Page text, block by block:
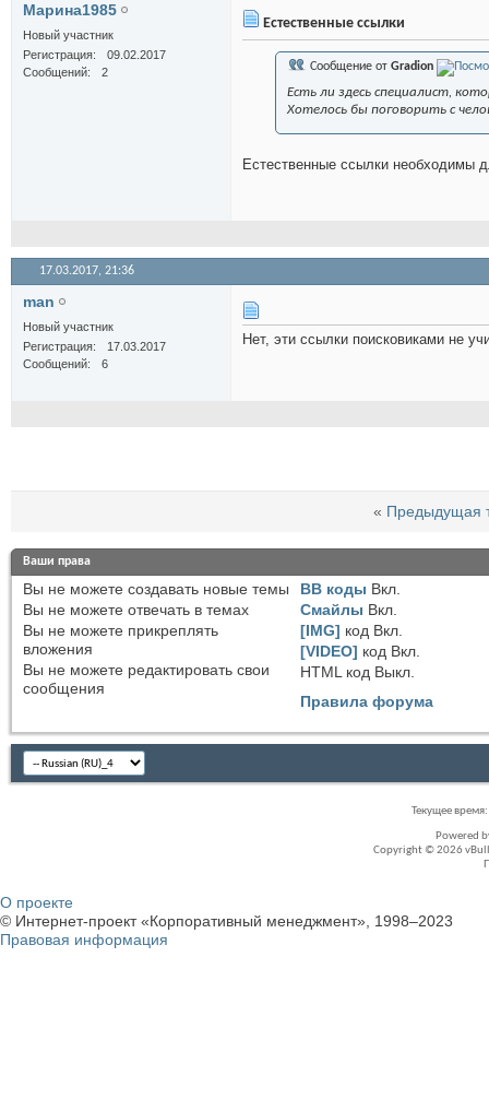
Марина1985
Новый участник
Регистрация
09.02.2017
Сообщений
2
Естественные ссылки
Сообщение от Gradion
Есть ли здесь специалист,
Хотелось бы поговорить с
Естественные ссылки необходимы
17.03.2017, 21:36
man
Новый участник
Регистрация
17.03.2017
Сообщений
6
Нет, эти ссылки поисковиками не
« Предыдущая
Ваши права
Вы не можете создавать новые темы
Вы не можете отвечать в темах
Вы не можете прикреплять
вложения
Вы не можете редактировать свои
сообщения
BB коды Вкл.
Смайлы Вкл.
[IMG] код Вкл.
[VIDEO] код Вкл.
HTML код Выкл.
Правила форума
Текущее время:
Powered
Copyright © 2026
О проекте
© Интернет-проект «Корпоративный менеджмент», 1998–2023
Правовая информация